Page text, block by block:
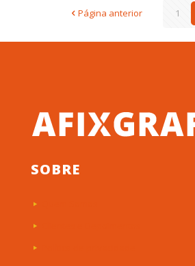
Página anterior 1
SOBRE